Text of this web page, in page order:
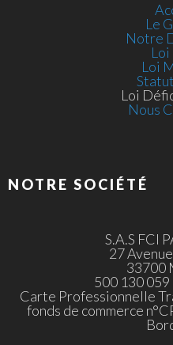
Le
Notre
Loi
Loi
Loi
Nous
NOTRE SOCIÉTÉ
S.A.S FCI
27
33700
500 130 059
Carte Professionnelle
fonds de commerce